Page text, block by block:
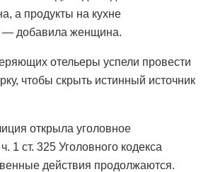
а продукты на кухне
— добавила женщина.
отельеры успели провести
чтобы скрыть истинный источник
открыла уголовное
1 ст. 325 Уголовного кодекса
действия продолжаются.